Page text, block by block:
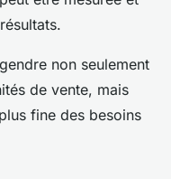
non seulement
de vente, mais
fine des besoins